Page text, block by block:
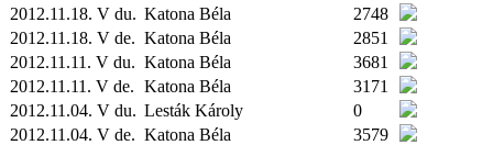
2012.11.18. V du. Katona Béla
2748
2012.11.18. V de. Katona Béla
2851
2012.11.11. V du. Katona Béla
3681
2012.11.11. V de. Katona Béla
3171
2012.11.04. V du. Lesták Károly
0
2012.11.04. V de. Katona Béla
3579